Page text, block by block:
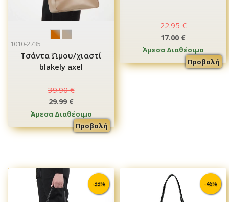
1010-2735
Τσάντα Ώμου/χιαστί
blakely axel
39.90 €
29.99 €
Άμεσα Διαθέσιμο
Προβολή
22.95 €
17.00 €
Άμεσα Διαθέσιμο
Προβολή
-33% -46%